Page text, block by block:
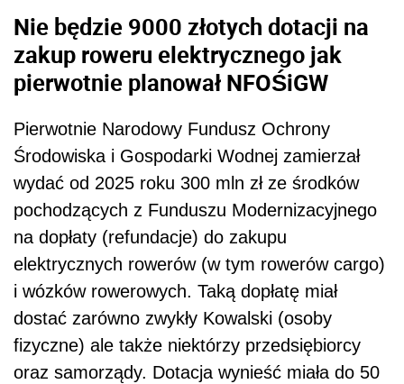
Nie będzie 9000 złotych dotacji na
zakup roweru elektrycznego jak
pierwotnie planował NFOŚiGW
Pierwotnie Narodowy Fundusz Ochrony
Środowiska i Gospodarki Wodnej zamierzał
wydać od 2025 roku 300 mln zł ze środków
pochodzących z Funduszu Modernizacyjnego
na dopłaty (refundacje) do zakupu
elektrycznych rowerów (w tym rowerów cargo)
i wózków rowerowych. Taką dopłatę miał
dostać zarówno zwykły Kowalski (osoby
fizyczne) ale także niektórzy przedsiębiorcy
oraz samorządy. Dotacja wynieść miała do 50